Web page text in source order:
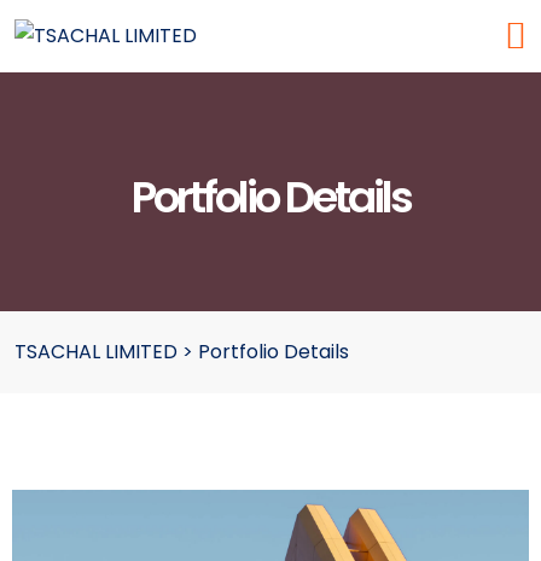
Portfolio Details
TSACHAL LIMITED > Portfolio Details